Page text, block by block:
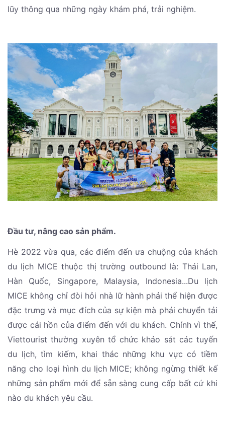
lũy thông qua những ngày khám phá, trải nghiệm.
Đầu tư, nâng cao sản phẩm.
Hè 2022 vừa qua, các điểm đến ưa chuộng của khách
du lịch MICE thuộc thị trường outbound là: Thái Lan,
Hàn Quốc, Singapore, Malaysia, Indonesia...Du lịch
MICE không chỉ đòi hỏi nhà lữ hành phải thể hiện được
đặc trưng và mục đích của sự kiện mà phải chuyển tải
được cái hồn của điểm đến với du khách. Chính vì thế,
Viettourist thường xuyên tổ chức khảo sát các tuyến
du lịch, tìm kiếm, khai thác những khu vực có tiềm
năng cho loại hình du lịch MICE; không ngừng thiết kế
những sản phẩm mới để sẵn sàng cung cấp bất cứ khi
nào du khách yêu cầu.